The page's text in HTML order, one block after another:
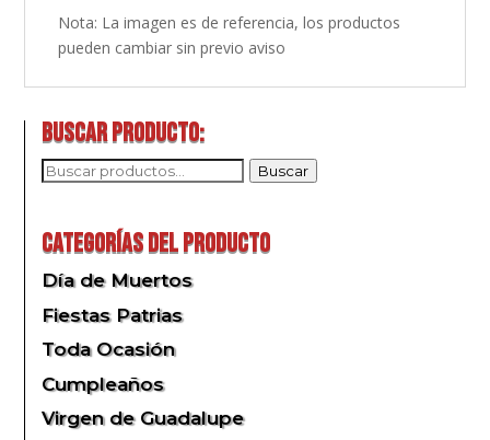
Nota: La imagen es de referencia, los productos
pueden cambiar sin previo aviso
Buscar producto:
Buscar
Buscar
Categorías del producto
Día de Muertos
Fiestas Patrias
Toda Ocasión
Cumpleaños
Virgen de Guadalupe